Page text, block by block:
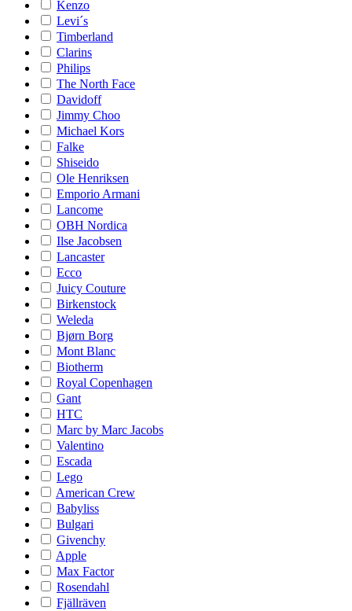
Kenzo
Levi´s
Timberland
Clarins
Philips
The North Face
Davidoff
Jimmy Choo
Michael Kors
Falke
Shiseido
Ole Henriksen
Emporio Armani
Lancome
OBH Nordica
Ilse Jacobsen
Lancaster
Ecco
Juicy Couture
Birkenstock
Weleda
Bjørn Borg
Mont Blanc
Biotherm
Royal Copenhagen
Gant
HTC
Marc by Marc Jacobs
Valentino
Escada
Lego
American Crew
Babyliss
Bulgari
Givenchy
Apple
Max Factor
Rosendahl
Fjällräven